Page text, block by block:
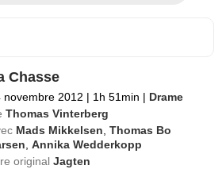
Chasse
novembre 2012 | 1h 51min | Drame
Thomas Vinterberg
Mads Mikkelsen ,Thomas Bo
,Annika Wedderkopp
originalJagten